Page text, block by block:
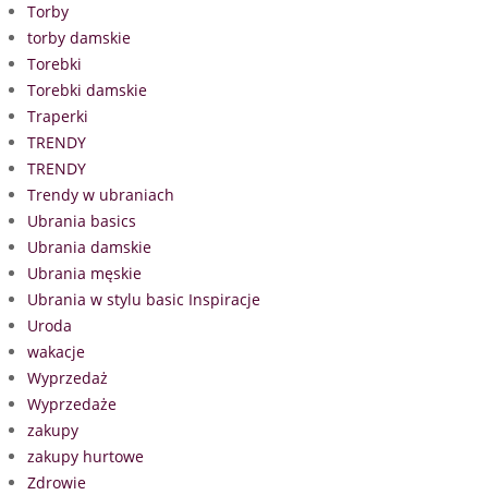
Torby
torby damskie
Torebki
Torebki damskie
Traperki
TRENDY
TRENDY
Trendy w ubraniach
Ubrania basics
Ubrania damskie
Ubrania męskie
Ubrania w stylu basic Inspiracje
Uroda
wakacje
Wyprzedaż
Wyprzedaże
zakupy
zakupy hurtowe
Zdrowie